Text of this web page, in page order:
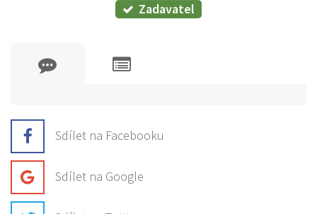
Zadavatel
Sdílet na Facebooku
Sdílet na Google